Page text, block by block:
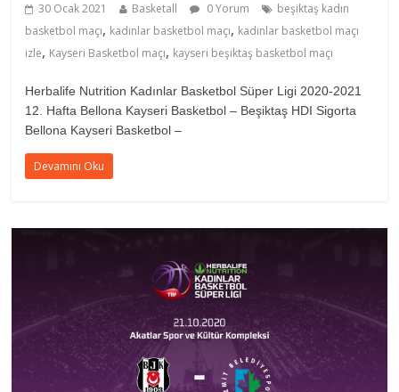
30 Ocak 2021 Basketall 0 Yorum
beşiktaş kadın
basketbol maçı, kadınlar basketbol maçı, kadınlar basketbol maçı
izle, Kayseri Basketbol maçı, kayseri beşiktaş basketbol maçı
Herbalife Nutrition Kadınlar Basketbol Süper Ligi 2020-2021
12. Hafta Bellona Kayseri Basketbol – Beşiktaş HDI Sigorta
Bellona Kayseri Basketbol –
Devamını Oku